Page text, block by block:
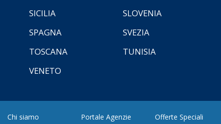
SICILIA
SLOVENIA
SPAGNA
SVEZIA
TOSCANA
TUNISIA
VENETO
Chi siamo
Portale Agenzie
Offerte Speciali